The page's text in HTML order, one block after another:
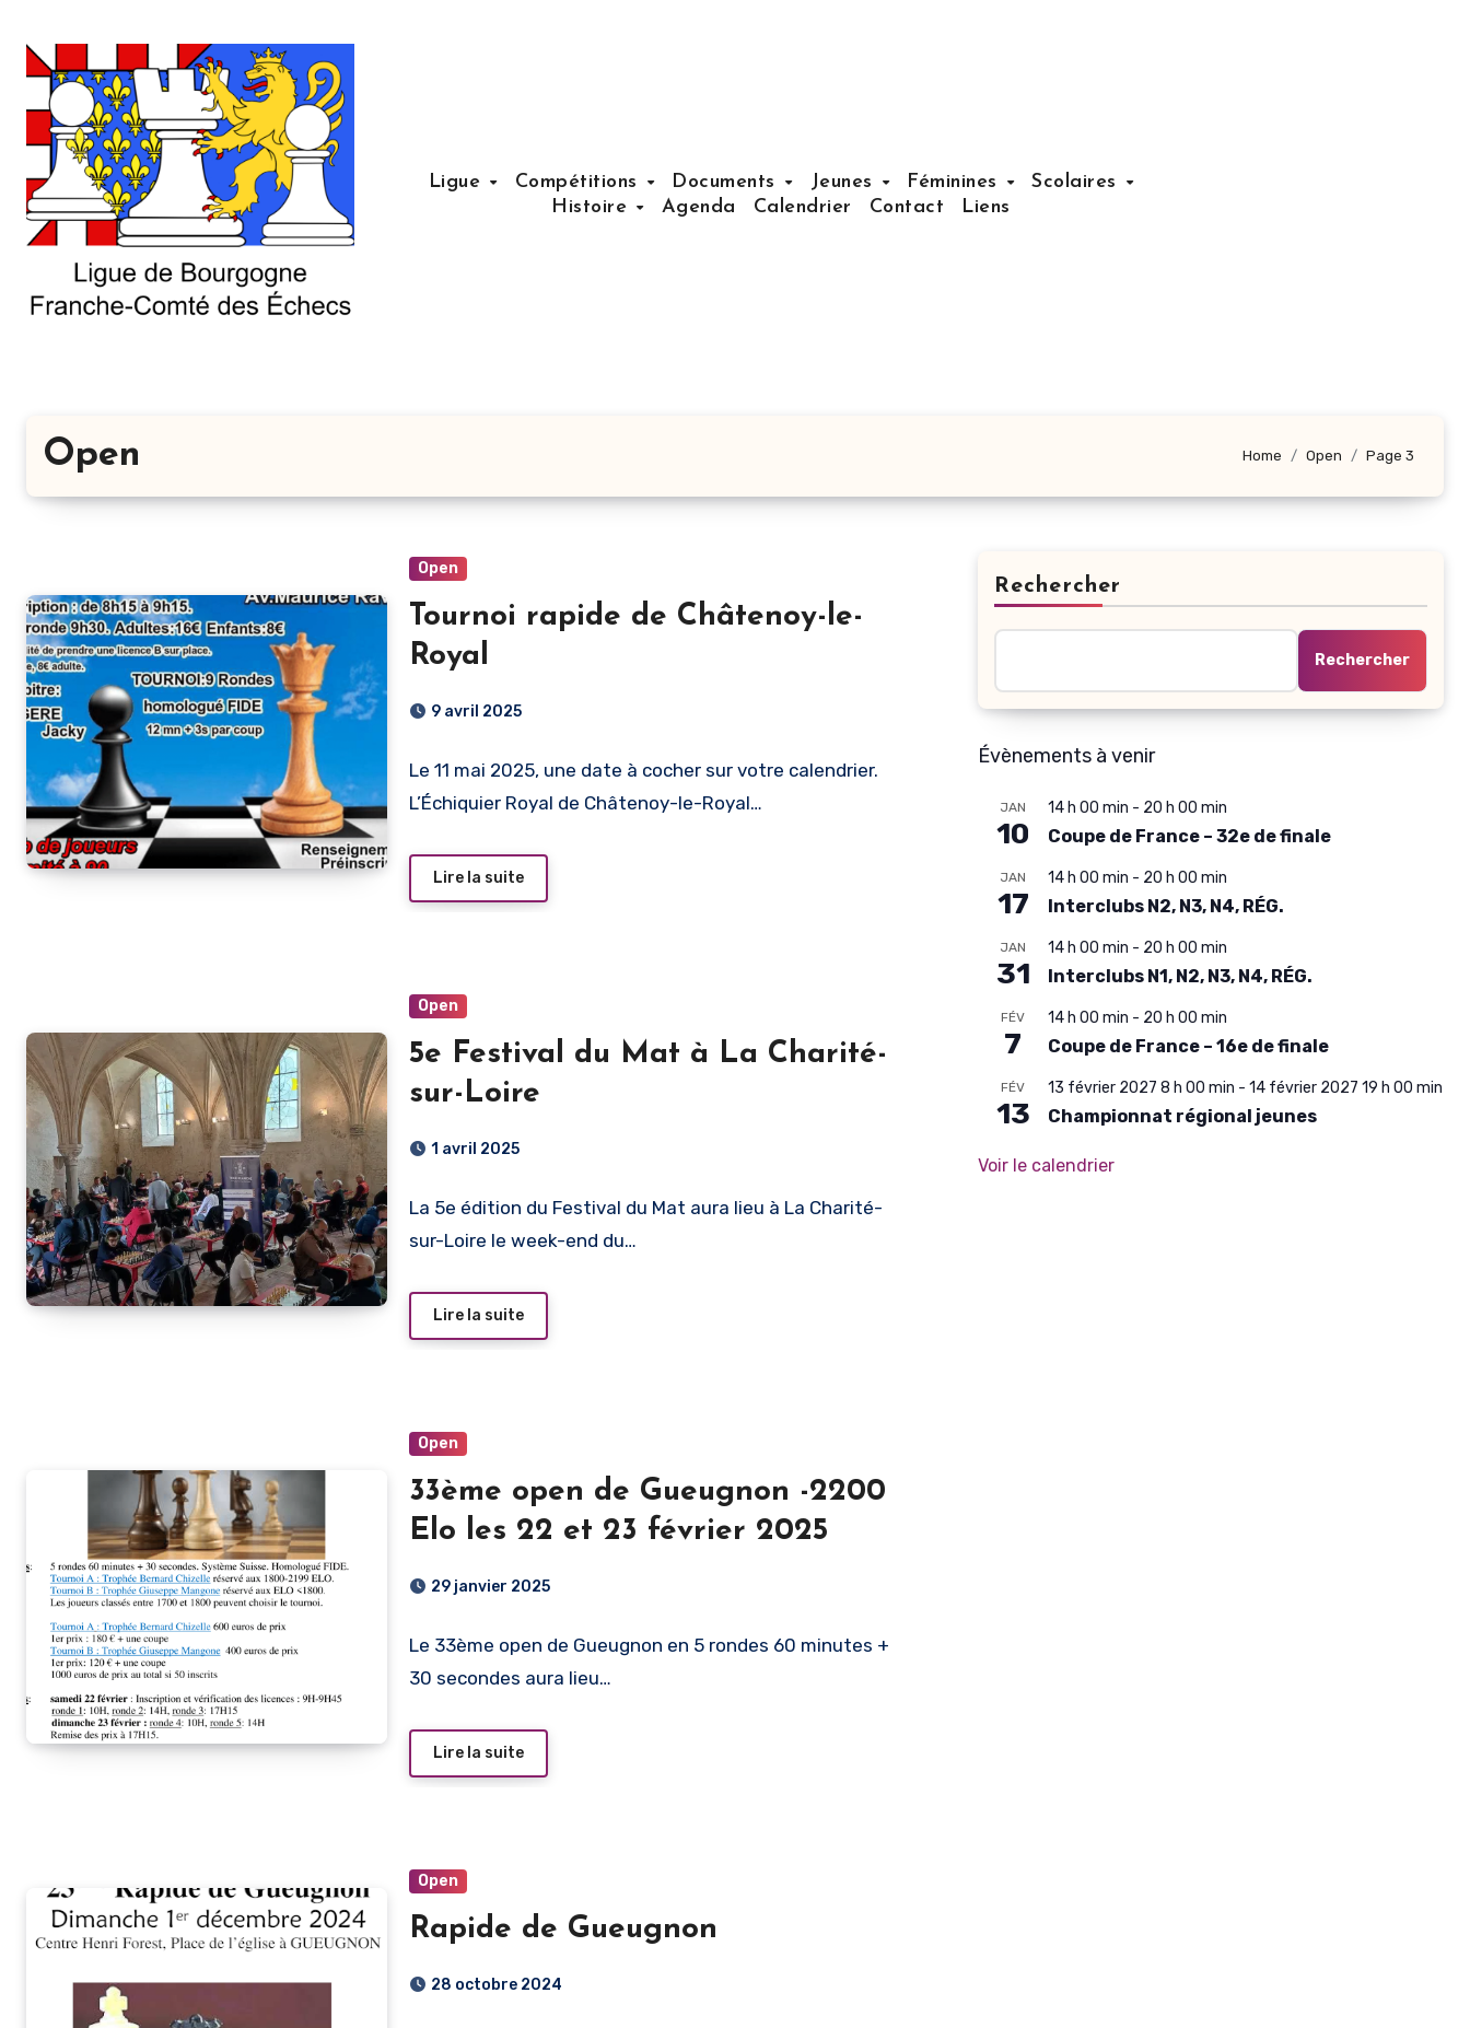
contenu
principal
Ligue Compétitions Documents Jeunes Féminines
Scolaires
Histoire
Agenda Calendrier Contact Liens
Open Home Open Page 3
Open
Tournoi rapide de Châtenoy-le-
Royal
9 avril 2025
Le 11 mai 2025, une date à cocher sur votre calendrier.
L’Échiquier Royal de Châtenoy-le-Royal…
Lire la suite
Open
5e Festival du Mat à La Charité-
sur-Loire
1 avril 2025
La 5e édition du Festival du Mat aura lieu à La Charité-
sur-Loire le week-end du…
Lire la suite
Open
33ème open de Gueugnon -2200
Elo les 22 et 23 février 2025
29 janvier 2025
Le 33ème open de Gueugnon en 5 rondes 60 minutes +
30 secondes aura lieu…
Lire la suite
Open
Rapide de Gueugnon
28 octobre 2024
Rechercher
Rechercher
Évènements à venir
JAN
10
14 h 00 min - 20 h 00 min
Coupe de France – 32e de finale
JAN
17
14 h 00 min - 20 h 00 min
Interclubs N2, N3, N4, RÉG.
JAN
31
14 h 00 min - 20 h 00 min
Interclubs N1, N2, N3, N4, RÉG.
FÉV
7
14 h 00 min - 20 h 00 min
Coupe de France – 16e de finale
FÉV
13
13 février 2027 8 h 00 min - 14 février 2027 19 h 00 min
Championnat régional jeunes
Voir le calendrier